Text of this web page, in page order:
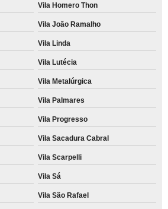
Vila Homero Thon
Vila João Ramalho
Vila Linda
Vila Lutécia
Vila Metalúrgica
Vila Palmares
Vila Progresso
Vila Sacadura Cabral
Vila Scarpelli
Vila Sá
Vila São Rafael